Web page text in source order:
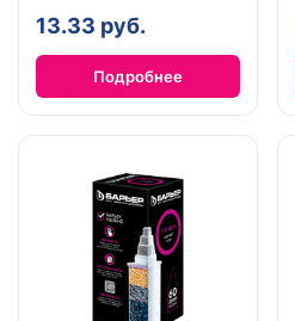
13.33 руб.
Подробнее